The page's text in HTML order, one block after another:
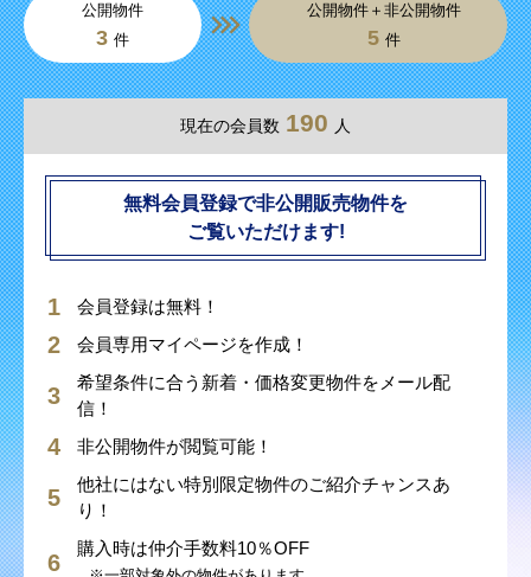
公開物件
3 件
公開物件＋非公開物件
5 件
現在の会員数 190 人
無料会員登録で非公開販売物件を
ご覧いただけます!
会員登録は無料！
会員専用マイページを作成！
希望条件に合う新着・価格変更物件をメール配
信！
非公開物件が閲覧可能！
他社にはない特別限定物件のご紹介チャンスあ
り！
購入時は仲介手数料10％OFF